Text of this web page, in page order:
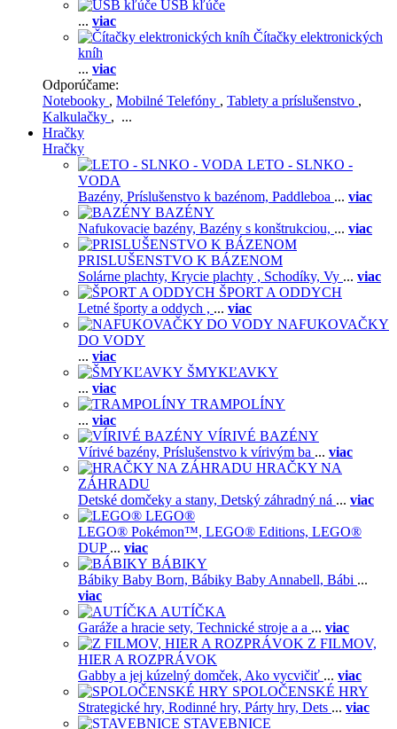
USB kľúče
... viac
Čítačky elektronických
kníh
... viac
Odporúčame:
Notebooky , Mobilné Telefóny , Tablety a príslušenstvo ,
Kalkulačky , ...
Hračky
Hračky
LETO - SLNKO -
VODA
Bazény, Príslušenstvo k bazénom, Paddleboa ... viac
BAZÉNY
Nafukovacie bazény, Bazény s konštrukciou, ... viac
PRISLUŠENSTVO K BÁZENOM
Solárne plachty, Krycie plachty , Schodíky, Vy ... viac
ŠPORT A ODDYCH
Letné športy a oddych , ... viac
NAFUKOVAČKY
DO VODY
... viac
ŠMYKĽAVKY
... viac
TRAMPOLÍNY
... viac
VÍRIVÉ BAZÉNY
Vírivé bazény, Príslušenstvo k vírivým ba ... viac
HRAČKY NA
ZÁHRADU
Detské domčeky a stany, Detský záhradný ná ... viac
LEGO®
LEGO® Pokémon™, LEGO® Editions, LEGO®
DUP ... viac
BÁBIKY
Bábiky Baby Born, Bábiky Baby Annabell, Bábi ...
viac
AUTÍČKA
Garáže a hracie sety, Technické stroje a a ... viac
Z FILMOV,
HIER A ROZPRÁVOK
Gabby a jej kúzelný domček, Ako vycvičiť ... viac
SPOLOČENSKÉ HRY
Strategické hry, Rodinné hry, Párty hry, Dets ... viac
STAVEBNICE